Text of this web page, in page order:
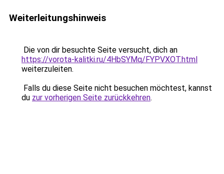
Weiterleitungshinweis
Die von dir besuchte Seite versucht, dich an
https://vorota-kalitki.ru/4HbSYMq/FYPVXOT.html
weiterzuleiten.
Falls du diese Seite nicht besuchen möchtest, kannst
du zur vorherigen Seite zurückkehren.